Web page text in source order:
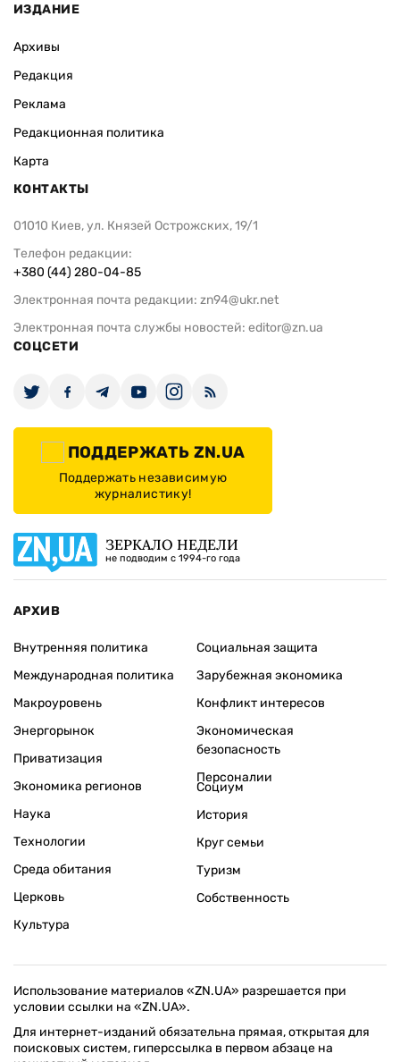
ИЗДАНИЕ
Архивы
Редакция
Реклама
Редакционная политика
Карта
КОНТАКТЫ
01010 Киев, ул. Князей Острожских, 19/1
Телефон редакции:
+380 (44) 280-04-85
Электронная почта редакции: zn94@ukr.net
Электронная почта службы новостей: editor@zn.ua
СОЦСЕТИ
ПОДДЕРЖАТЬ ZN.UA
Поддержать независимую
журналистику!
ЗЕРКАЛО НЕДЕЛИ
не подводим с 1994-го года
АРХИВ
Внутренняя политика
Международная политика
Макроуровень
Энергорынок
Приватизация
Экономика регионов
Социальная защита
Зарубежная экономика
Конфликт интересов
Экономическая
безопасность
Персоналии
Наука
Технологии
Среда обитания
Церковь
Культура
Социум
История
Круг семьи
Туризм
Собственность
Использование материалов «ZN.UA» разрешается при
условии ссылки на «ZN.UA».
Для интернет-изданий обязательна прямая, открытая для
поисковых систем, гиперссылка в первом абзаце на